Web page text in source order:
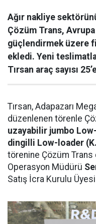
Ağır nakliye
Çözüm Trans,
güçlendirmek üzere
ekledi. Yeni
Tırsan araç sayısı
Tırsan, Adapazarı
düzenlenen törenle
uzayabilir jumbo
dingilli Low-loader
törenine Çözüm Trans
Operasyon Müdürü
Satış İcra Kurulu Üyesi